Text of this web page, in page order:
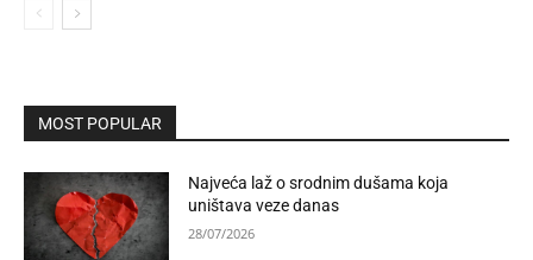
MOST POPULAR
Najveća laž o srodnim dušama koja
uništava veze danas
28/07/2026